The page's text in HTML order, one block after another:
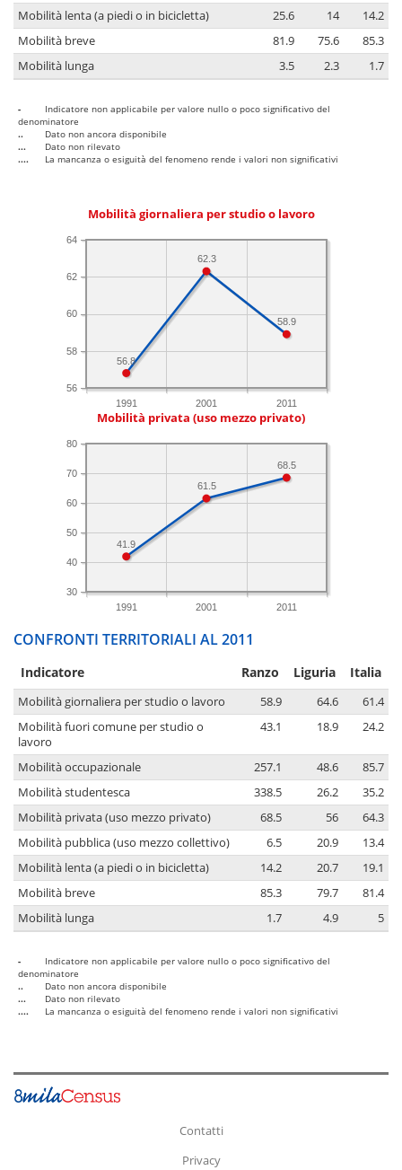
Mobilità lenta (a piedi o in bicicletta)
25.6 14
14.2
Mobilità breve
81.9 75.6
85.3
Mobilità lunga
3.5 2.3 1.7
-
Indicatore non applicabile per valore nullo o poco significativo del
denominatore
..
Dato non ancora disponibile
...
Dato non rilevato
....
La mancanza o esiguità del fenomeno rende i valori non significativi
Mobilità giornaliera per studio o lavoro
1991 2001 2011
56
58
60
62
64
58.9
62.3
56.8
Mobilità privata (uso mezzo privato)
1991 2001 2011
30
40
50
60
70
80
68.5
61.5
41.9
CONFRONTI TERRITORIALI AL 2011
Indicatore Ranzo Liguria Italia
Mobilità giornaliera per studio o lavoro 58.9 64.6
61.4
Mobilità fuori comune per studio o
lavoro
43.1 18.9 24.2
Mobilità occupazionale 257.1 48.6
85.7
Mobilità studentesca
338.5 26.2
35.2
Mobilità privata (uso mezzo privato)
68.5 56
64.3
Mobilità pubblica (uso mezzo collettivo)
6.5 20.9
13.4
Mobilità lenta (a piedi o in bicicletta)
14.2 20.7
19.1
Mobilità breve
85.3 79.7
81.4
Mobilità lunga
1.7 4.9 5
-
Indicatore non applicabile per valore nullo o poco significativo del
denominatore
..
Dato non ancora disponibile
...
Dato non rilevato
....
La mancanza o esiguità del fenomeno rende i valori non significativi
Contatti
Privacy